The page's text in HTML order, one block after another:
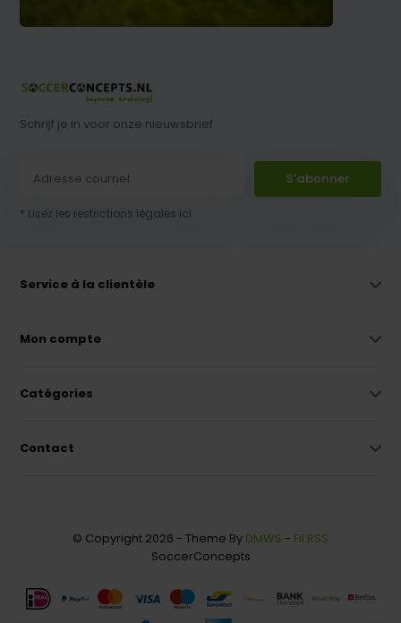
Schrijf je in voor onze nieuwsbrief
S'abonner
* Lisez les restrictions légales ici
Service à la clientèle
Mon compte
Catégories
Contact
© Copyright 2026 - Theme By DMWS - Fil RSS
SoccerConcepts